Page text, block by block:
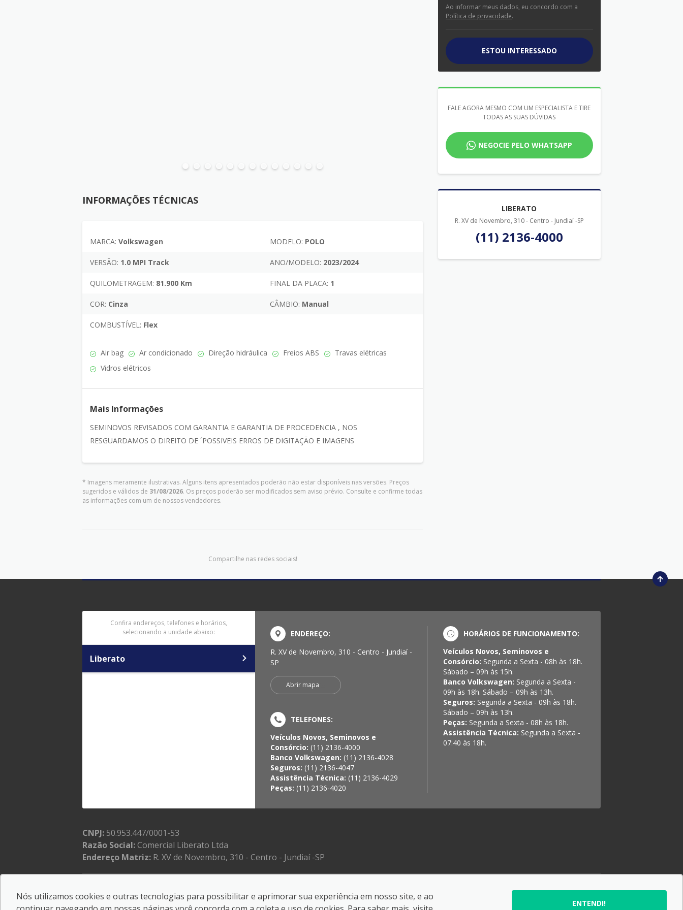
INFORMAÇÕES TÉCNICAS
MARCA: Volkswagen MODELO: POLO
VERSÃO: 1.0 MPI Track ANO/MODELO: 2023/2024
QUILOMETRAGEM: 81.900 Km FINAL DA PLACA: 1
COR: Cinza CÂMBIO: Manual
COMBUSTÍVEL: Flex
Air bag Ar condicionado Direção hidráulica Freios ABS
Travas elétricas
Vidros elétricos
Mais Informações
SEMINOVOS REVISADOS COM GARANTIA E GARANTIA DE PROCEDENCIA , NOS
RESGUARDAMOS O DIREITO DE ´POSSIVEIS ERROS DE DIGITAÇÃO E IMAGENS
* Imagens meramente ilustrativas. Alguns itens apresentados poderão não estar disponíveis nas versões. Preços
sugeridos e válidos de 31/08/2026. Os preços poderão ser modificados sem aviso prévio. Consulte e confirme todas
as informações com um de nossos vendedores.
Compartilhe nas redes sociais!
Ao informar meus dados, eu concordo com a
Política de privacidade.
ESTOU INTERESSADO
FALE AGORA MESMO COM UM ESPECIALISTA E TIRE
TODAS AS SUAS DÚVIDAS
NEGOCIE PELO WHATSAPP
LIBERATO
R. XV de Novembro, 310 - Centro - Jundiaí -SP
(11) 2136-4000
Confira endereços, telefones e horários,
selecionando a unidade abaixo:
Liberato
ENDEREÇO:
R. XV de Novembro, 310 - Centro - Jundiaí -
SP
Abrir mapa
TELEFONES:
Veículos Novos, Seminovos e
Consórcio: (11) 2136-4000
Banco Volkswagen: (11) 2136-4028
Seguros: (11) 2136-4047
Assistência Técnica: (11) 2136-4029
Peças: (11) 2136-4020
HORÁRIOS DE FUNCIONAMENTO:
Veículos Novos, Seminovos e
Consórcio: Segunda a Sexta - 08h às 18h.
Sábado – 09h às 15h.
Banco Volkswagen: Segunda a Sexta -
09h às 18h. Sábado – 09h às 13h.
Seguros: Segunda a Sexta - 09h às 18h.
Sábado – 09h às 13h.
Peças: Segunda a Sexta - 08h às 18h.
Assistência Técnica: Segunda a Sexta -
07:40 às 18h.
CNPJ: 50.953.447/0001-53
Razão Social: Comercial Liberato Ltda
Endereço Matriz: R. XV de Novembro, 310 - Centro - Jundiaí -SP
© Copyright 2026-AutoForce - Todos os direitos reservados.
Nós utilizamos cookies e outras tecnologias para possibilitar e aprimorar sua experiência em nosso site, e ao
ENTENDI!